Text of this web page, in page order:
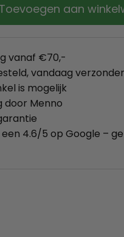
Toevoegen aan
vanaf €70,-
vandaag
is mogelijk
door Menno
4.6/5 op Google –